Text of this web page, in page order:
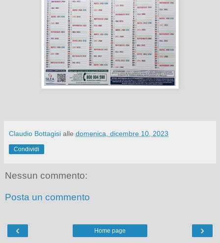
Claudio Bottagisi alle domenica, dicembre 10, 2023
Condividi
Nessun commento:
Posta un commento
‹ ›
Home page